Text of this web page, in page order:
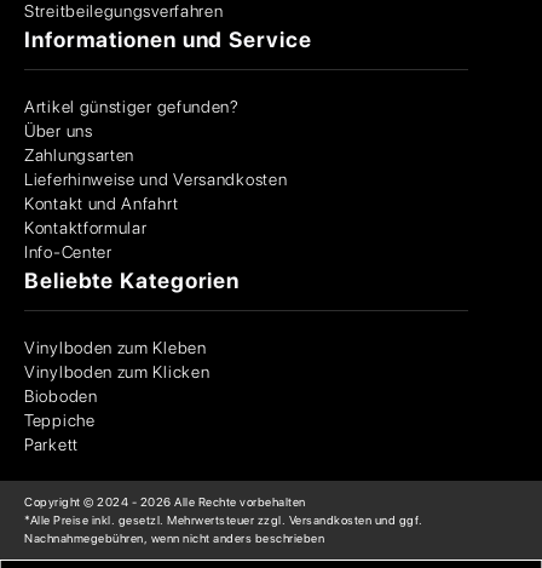
Streitbeilegungsverfahren
Informationen und Service
Artikel günstiger gefunden?
Über uns
Zahlungsarten
Lieferhinweise und Versandkosten
Kontakt und Anfahrt
Kontaktformular
Info-Center
Beliebte Kategorien
Vinylboden zum Kleben
Vinylboden zum Klicken
Bioboden
Teppiche
Parkett
Copyright © 2024 - 2026 Alle Rechte vorbehalten
*Alle Preise inkl. gesetzl. Mehrwertsteuer zzgl. Versandkosten und ggf.
Nachnahmegebühren, wenn nicht anders beschrieben